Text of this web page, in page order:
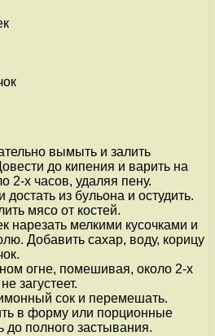
вымыть и залить
до кипения и варить на
2-х часов, удаляя пену.
из бульона и остудить.
мясо от костей.
нарезать мелкими кусочками и
Добавить сахар, воду, корицу
огне, помешивая, около 2-х
загустеет.
сок и перемешать.
в форму или порционные
до полного застывания.